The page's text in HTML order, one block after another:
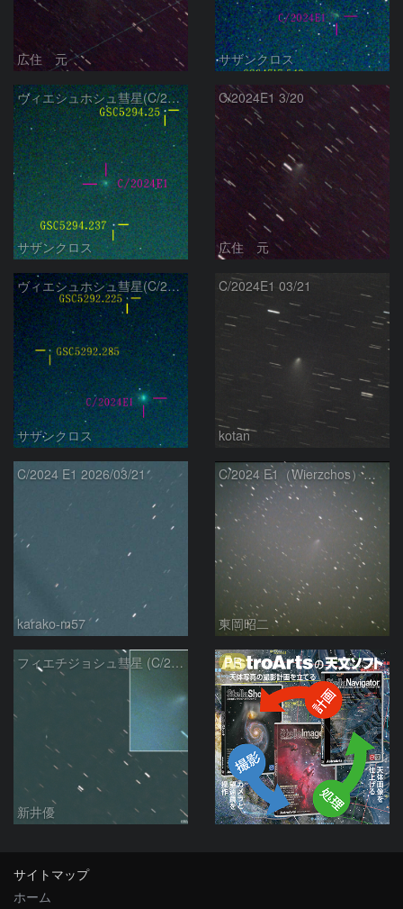
広住 元 サザンクロス
ヴィエシュホシュ彗星(C/2024E1) 3月‎5日Seestar50
サザンクロス
C/2024E1 3/20
広住 元
ヴィエシュホシュ彗星(C/2024E1) 3月‎1日Seestar50
サザンクロス
C/2024E1 03/21
kotan
C/2024 E1 2026/03/21
karako-m57
C/2024 E1（Wierzchos） 03/21
東岡昭二
フィエチジョシュ彗星 (C/2024E1)：2026/03/21
新井優
PR
サイトマップ
ホーム